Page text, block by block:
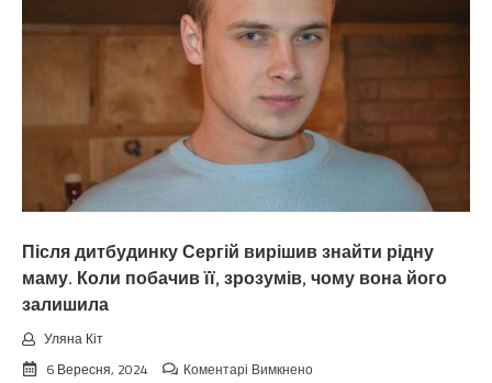
вона
тепер
про
мене
і
не
згадує.
Після дитбудинку Сергій вирішив знайти рідну
маму. Коли побачив її, зрозумів, чому вона його
залишила
Уляна Кіт
6 Вересня, 2024
Коментарі Вимкненодо